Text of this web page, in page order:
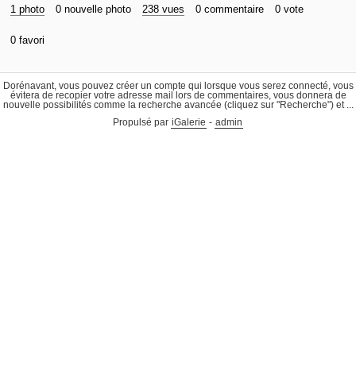
1 photo 0 nouvelle photo 238 vues 0 commentaire 0 vote
0 favori
Dorénavant, vous pouvez créer un compte qui lorsque vous serez connecté, vous
évitera de recopier votre adresse mail lors de commentaires, vous donnera de
nouvelle possibilités comme la recherche avancée (cliquez sur "Recherche") et ...
Propulsé par iGalerie - admin